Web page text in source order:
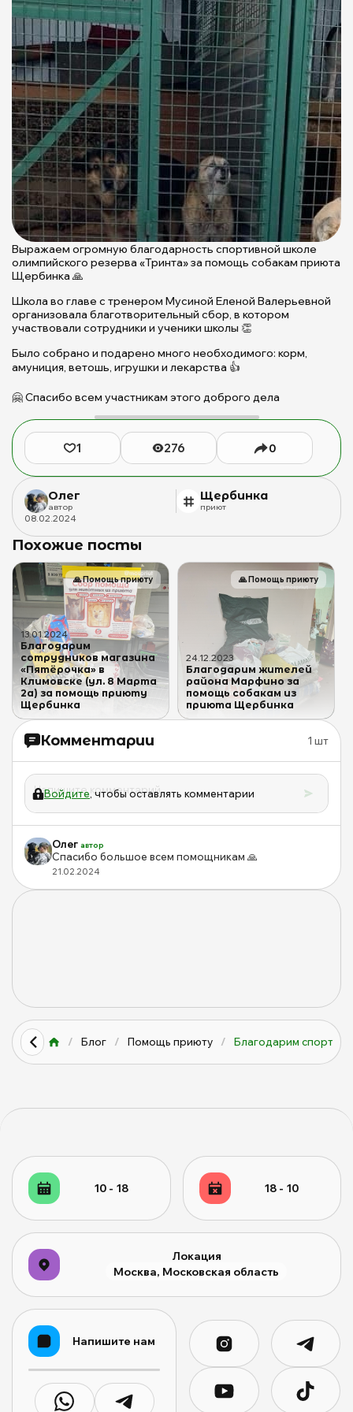
Выражаем огромную благодарность спортивной школе
олимпийского резерва «Тринта» за помощь собакам приюта
Щербинка 🙏
Школа во главе с тренером Мусиной Еленой Валерьевной
организовала благотворительный сбор, в котором
участвовали сотрудники и ученики школы 👏
Было собрано и подарено много необходимого: корм,
амуниция, ветошь, игрушки и лекарства 👍
🤗 Спасибо всем участникам этого доброго дела
Комментарии 1 шт
Войдите, чтобы оставлять комментарии
Олег автор
Спасибо большое всем помощникам 🙏
21.02.2024
1 276 0
Олег
автор
Щербинка
приют
08.02.2024
Похожие посты
13.01.2024
Благодарим
сотрудников магазина
«Пятёрочка» в
Климовске (ул. 8 Марта
2а) за помощь приюту
Щербинка
🙏Помощь приюту
24.12.2023
Благодарим жителей
района Марфино за
помощь собакам из
приюта Щербинка
🙏Помощь приюту
/ Блог / Помощь приюту / Благодарим
10 - 18 18 - 10
Локация
Москва, Московская область
Напишите нам